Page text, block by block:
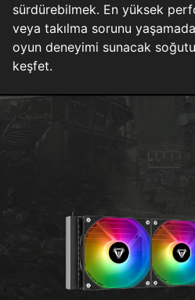
sürdürebilmek. En yüksek
veya takılma sorunu
oyun deneyimi sunacak
keşfet.